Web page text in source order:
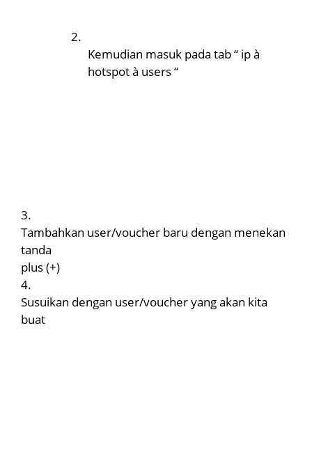
2.
Kemudian masuk pada tab “ ipà
hotspotà users “
3.
Tambahkan user/voucher baru dengan menekan
tanda
plus (+)
4.
Susuikan dengan user/voucher yang akan kita
buat